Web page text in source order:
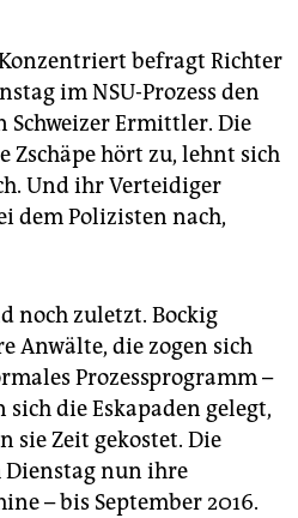
befragt Richter
im NSU-Prozess den
Schweizer Ermittler. Die
Zschäpe hört zu, lehnt sich
Und ihr Verteidiger
dem Polizisten nach,
noch zuletzt. Bockig
Anwälte, die zogen sich
Prozessprogramm –
die Eskapaden gelegt,
sie Zeit gekostet. Die
nun ihre
– bis September 2016.